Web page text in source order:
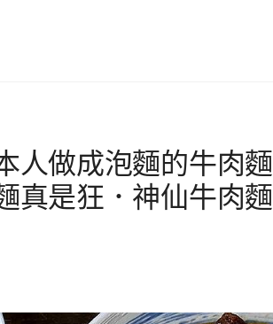
人做成泡麵的牛肉麵
真是狂．神仙牛肉麵